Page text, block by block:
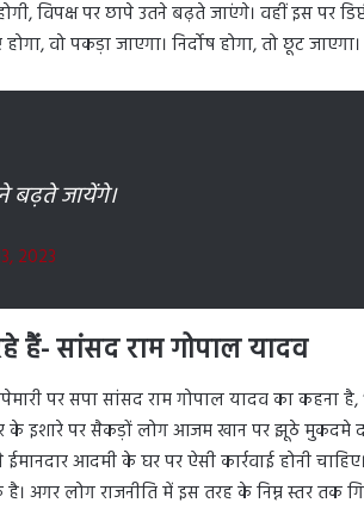
विपक्ष पर छापे उतने बढ़ते जाएंगे। वहीं इस पर
वो पकड़ा जाएगा। निर्दोष होगा, तो छूट जाएगा।
बढ़ते जायेंगे।
2023
हैं- सांसद राम गोपाल यादव
पर सपा सांसद राम गोपाल यादव का कहना
के इशारे पर सैकड़ों लोग आजम खान पर झूठे मुकदमे
आदमी के घर पर ऐसी कार्रवाई होनी
अगर लोग राजनीति में इस तरह के निम्न स्तर तक